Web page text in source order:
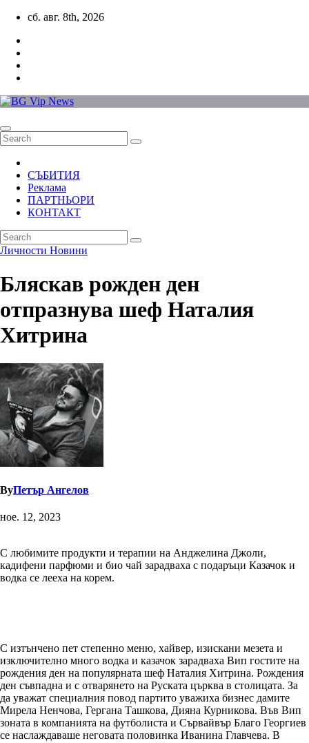
Skip
content
сб. авг. 8th, 2026
СЪБИТИЯ
Реклама
ПАРТНЬОРИ
КОНТАКТ
Личности Новини
Бляскав рожден ден
отпразнува шеф Наталия
Хитрина
ByПетър Ангелов
ное. 12, 2023
С любимите продукти и терапии на Анджелина Джоли,
кадифени парфюми и био чай зарадваха с подаръци Казачок и
водка се лееха на корем.
С изтънчено пет степенно меню, хайвер, изискани мезета и
изключително много водка и казачок зарадваха Вип гостите на
рождения ден на популярната шеф Наталия Хитрина. Рождения
ден съвпадна и с отварянето на Руската църква в столицата. За
да уважат специалния повод партито уважиха бизнес дамите
Мирела Ненчова, Гергана Ташкова, Дияна Курникова. Във Вип
зоната в компанията на футболиста и Сървайвър Благо Георгиев
се наслаждаваше неговата половинка Иванина Главчева. В